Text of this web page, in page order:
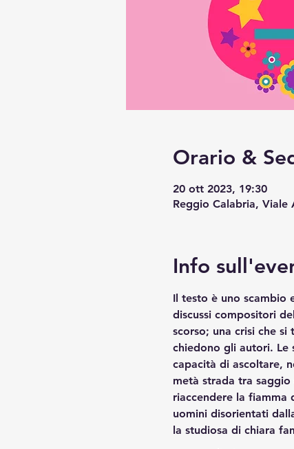
Orario &
20 ott 2023, 19:30
Reggio Calabria, Viale
Info
Il testo è uno scambio
discussi compositori
scorso; una crisi che
chiedono gli autori. Le
capacità di ascoltare,
metà strada tra
riaccendere la fiamma
uomini disorientati
la studiosa di chiara